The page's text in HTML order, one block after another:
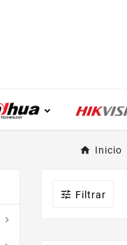
Inicio

 Filtrar